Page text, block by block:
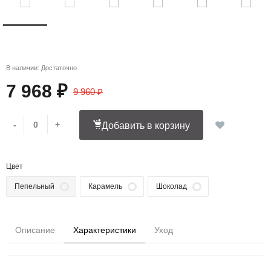
В наличии: Достаточно
7 968 ₽ 9 960 ₽
- + Добавить в корзину
Цвет
Пепельный Карамель Шоколад
Описание Характеристики Уход